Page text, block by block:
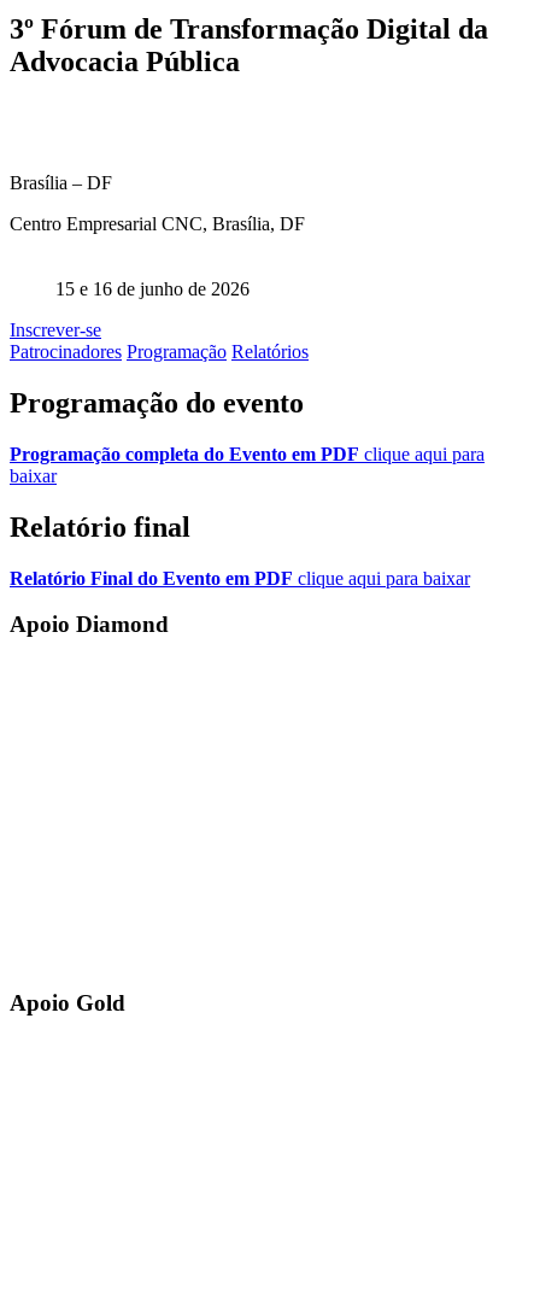
3º Fórum de Transformação Digital da
Advocacia Pública
Brasília – DF
Centro Empresarial CNC, Brasília, DF
15 e 16 de junho de 2026
Inscrever-se
Patrocinadores Programação Relatórios
Programação do evento
Programação completa do Evento em PDF clique aqui para
baixar
Relatório final
Relatório Final do Evento em PDF clique aqui para baixar
Apoio Diamond
Apoio Gold